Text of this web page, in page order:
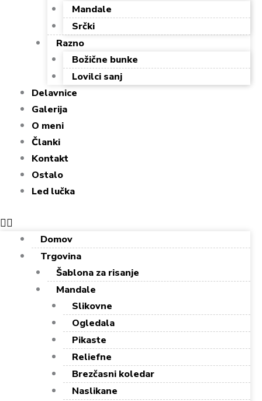
Mandale
Srčki
Razno
Božične bunke
Lovilci sanj
Delavnice
Galerija
O meni
Članki
Kontakt
Ostalo
Led lučka
Domov
Trgovina
Šablona za risanje
Mandale
Slikovne
Ogledala
Pikaste
Reliefne
Brezčasni koledar
Naslikane